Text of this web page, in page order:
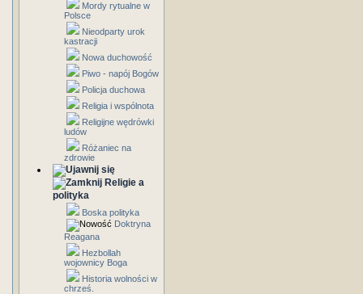
Mordy rytualne w
Polsce
Nieodparty urok
kastracji
Nowa duchowość
Piwo - napój Bogów
Policja duchowa
Religia i wspólnota
Religijne wędrówki
ludów
Różaniec na
zdrowie
Religie a
polityka
Boska polityka
Doktryna
Reagana
Hezbollah
wojownicy Boga
Historia wolności w
chrześ.